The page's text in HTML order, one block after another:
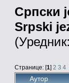
Српски
Srpski
(Уредник:
Странице: [1] 2 3 4
Аутор